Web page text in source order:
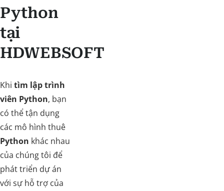
Python
tại
HDWEBSOFT
Khi tìm lập trình
viên Python, bạn
có thể tận dụng
các mô hình thuê
Python khác nhau
của chúng tôi để
phát triển dự án
với sự hỗ trợ của